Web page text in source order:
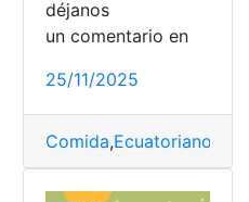
Ecuador,Red,Regiones
déjanos
un comentario en
25/11/2025
Comida,Ecuatoriano